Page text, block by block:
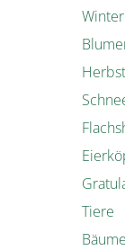
Tiere
Bäume